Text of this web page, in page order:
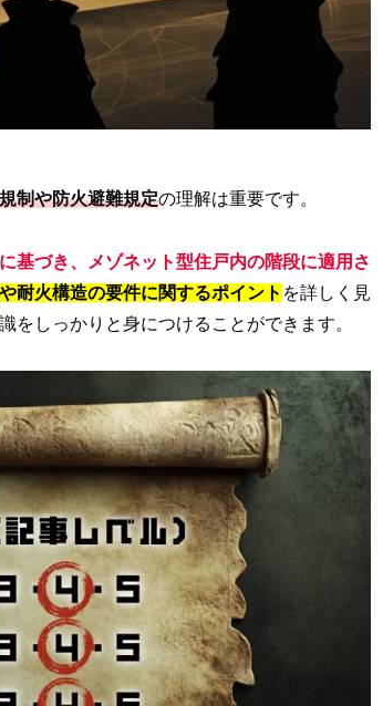
制や防火避難規定の理解は重要です。
基づき、メゾネット型住戸内の階段に適用さ
耐火構造の要件に関するポイント を詳しく見
しっかりと身につけることができます。